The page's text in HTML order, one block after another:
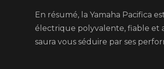
En résumé, la Yamaha Pacifica
électrique polyvalente, fiable et
saura vous séduire par ses